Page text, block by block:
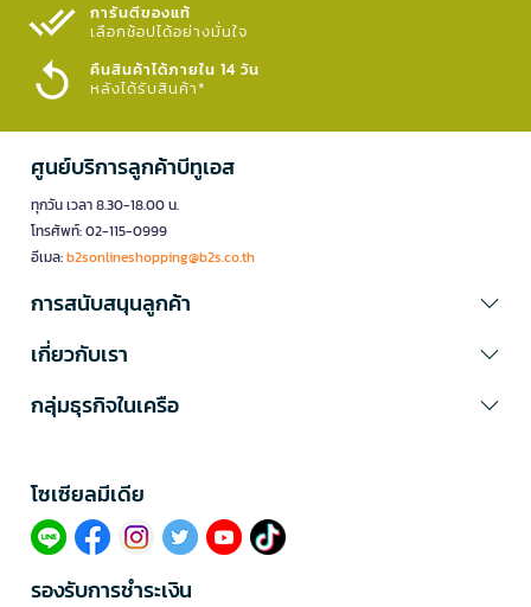
การันตีของแท้
เลือกช้อปได้อย่างมั่นใจ​
คืนสินค้าได้ภายใน 14 วัน
หลังได้รับสินค้า*
ศูนย์บริการลูกค้าบีทูเอส
ทุกวัน เวลา 8.30-18.00 น.
โทรศัพท์: 02-115-0999
อีเมล:b2sonlineshopping@b2s.co.th
การสนับสนุนลูกค้า
เกี่ยวกับเรา
กลุ่มธุรกิจในเครือ
โซเซียลมีเดีย​
รองรับการชำระเงิน